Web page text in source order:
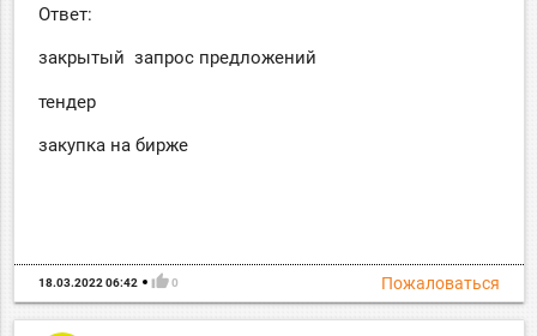
Ответ:
закрытый запрос предложений
тендер
закупка на бирже
Пожаловаться
18.03.2022 06:42 thumb_up 0